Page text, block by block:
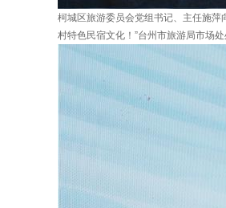
柯城区旅游委员会党组书记、主任施
村特色民宿文化！”台州市旅游局市场